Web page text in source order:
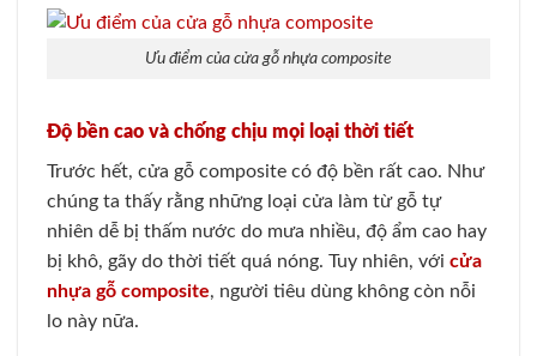
Ưu điểm của cửa gỗ nhựa composite
Độ bền cao và chống chịu mọi loại thời tiết
Trước hết, cửa gỗ composite có độ bền rất cao. Như
chúng ta thấy rằng những loại cửa làm từ gỗ tự
nhiên dễ bị thấm nước do mưa nhiều, độ ẩm cao hay
bị khô, gãy do thời tiết quá nóng. Tuy nhiên, với cửa
nhựa gỗ composite, người tiêu dùng không còn nỗi
lo này nữa.